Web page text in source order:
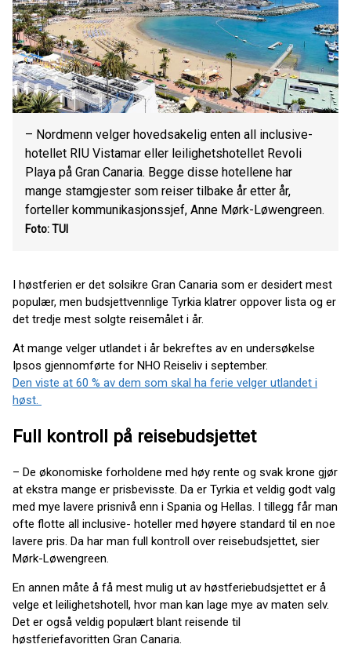
– Nordmenn velger hovedsakelig enten all inclusive-
hotellet RIU Vistamar eller leilighetshotellet Revoli
Playa på Gran Canaria. Begge disse hotellene har
mange stamgjester som reiser tilbake år etter år,
forteller kommunikasjonssjef, Anne Mørk-Løwengreen.
Foto: TUI
I høstferien er det solsikre Gran Canaria som er desidert mest
populær, men budsjettvennlige Tyrkia klatrer oppover lista og er
det tredje mest solgte reisemålet i år.
At mange velger utlandet i år bekreftes av en undersøkelse
Ipsos gjennomførte for NHO Reiseliv i september.
Den viste at 60 % av dem som skal ha ferie velger utlandet i
høst.
Full kontroll på reisebudsjettet
– De økonomiske forholdene med høy rente og svak krone gjør
at ekstra mange er prisbevisste. Da er Tyrkia et veldig godt valg
med mye lavere prisnivå enn i Spania og Hellas. I tillegg får man
ofte flotte all inclusive- hoteller med høyere standard til en noe
lavere pris. Da har man full kontroll over reisebudsjettet, sier
Mørk-Løwengreen.
En annen måte å få mest mulig ut av høstferiebudsjettet er å
velge et leilighetshotell, hvor man kan lage mye av maten selv.
Det er også veldig populært blant reisende til
høstferiefavoritten Gran Canaria.